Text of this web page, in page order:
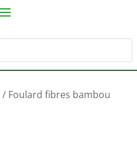
/ Foulard fibres bambou